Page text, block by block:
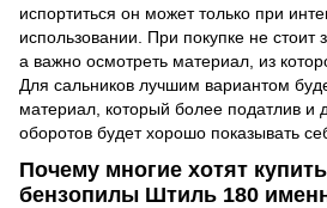
испортиться он может только при
использовании. При покупке не стоит
а важно осмотреть материал, из
Для сальников лучшим вариантом
материал, который более податлив и
оборотов будет хорошо показывать
Почему многие хотят
бензопилы Штиль 180